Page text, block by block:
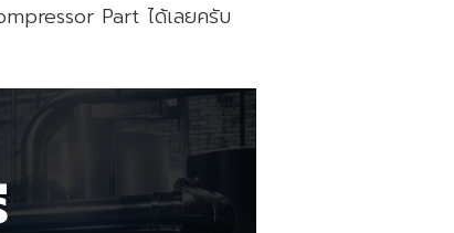
Part ได้เลยครับ